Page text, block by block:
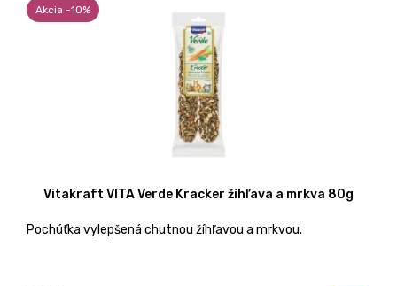
Akcia -10%
Vitakraft VITA Verde Kracker žíhľava a mrkva 80g
Pochúťka vylepšená chutnou žíhľavou a mrkvou.